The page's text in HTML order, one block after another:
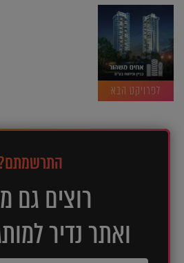
לפרויקט הבא
רוצים גם
ואתר נדיר